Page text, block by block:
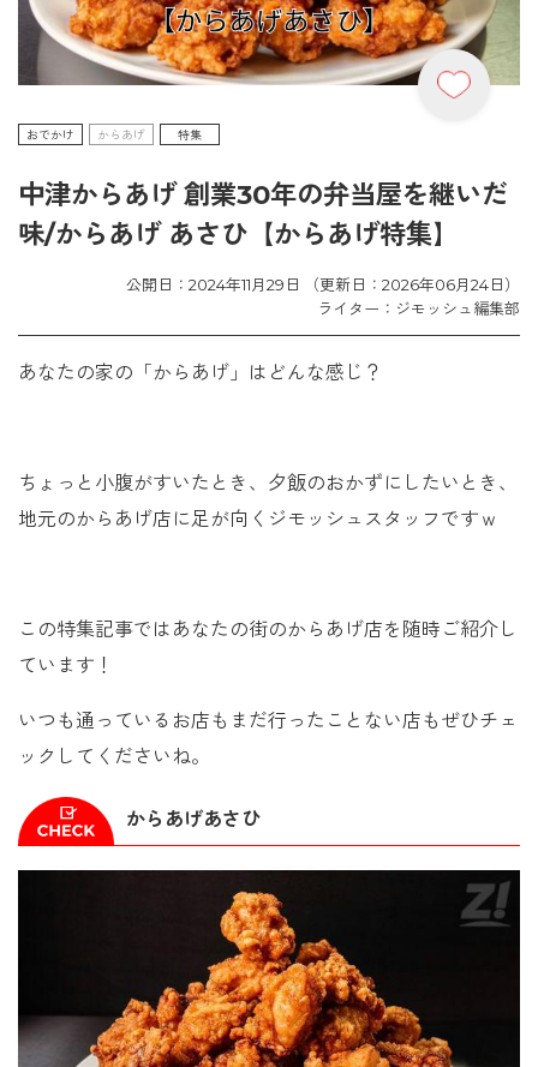
おでかけ からあげ 特集
中津からあげ 創業30年の弁当屋を継いだ
味/からあげ あさひ【からあげ特集】
公開日：2024年11月29日 （更新日：2026年06月24日）
ライター：ジモッシュ編集部
あなたの家の「からあげ」はどんな感じ？
ちょっと小腹がすいたとき、夕飯のおかずにしたいとき、
地元のからあげ店に足が向くジモッシュスタッフですｗ
この特集記事ではあなたの街のからあげ店を随時ご紹介し
ています！
いつも通っているお店もまだ行ったことない店もぜひチェ
ックしてくださいね。
からあげあさひ